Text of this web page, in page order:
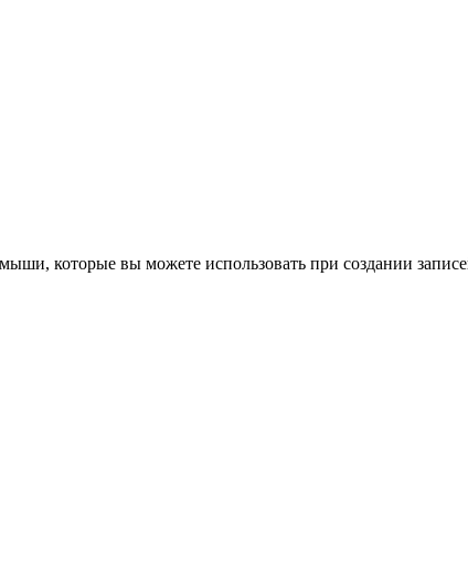
которые вы можете использовать при создании